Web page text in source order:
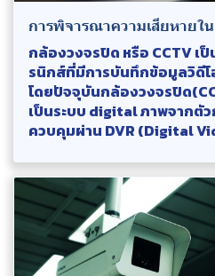
การพิจารณาความเสียหายใ
กล้องวงจรปิด หรือ CCTV
รนิกส์ที่มีการบันทึกข้อมูลวิดีโ
โดยปัจจุบันกล้องวงจรปิด
เป็นระบบ digital ภาพจากตั
ควบคุมผ่าน DVR (Digital